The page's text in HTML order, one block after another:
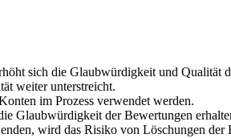
sich die Glaubwürdigkeit und Qualität
weiter unterstreicht.
im Prozess verwendet werden.
Glaubwürdigkeit der Bewertungen
wird das Risiko von Löschungen